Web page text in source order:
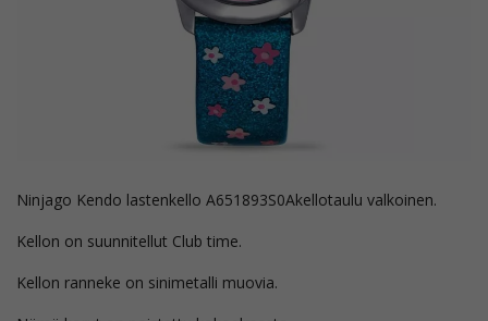
Ninjago Kendo lastenkello A651893S0Akellotaulu valkoinen.
Kellon on suunnitellut Club time.
Kellon ranneke on sinimetalli muovia.